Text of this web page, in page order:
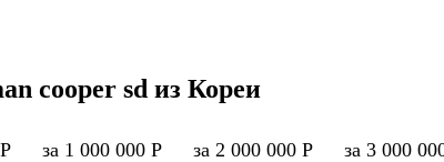
cooper sd из Кореи
за 1 000 000 Р за 2 000 000 Р за 3 000